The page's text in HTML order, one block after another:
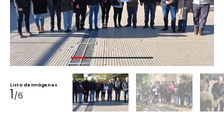
Lista de Imágenes
1/6